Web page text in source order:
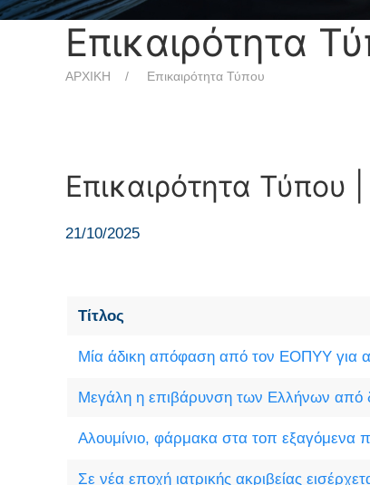
Επικαιρότητα
ΑΡΧΙΚΗ Επικαιρότητα Τύπου
Επικαιρότητα Τύπου
21/10/2025
Τίτλος
Μία άδικη απόφαση από τον ΕΟΠΥΥ για
Μεγάλη η επιβάρυνση των Ελλήνων από
Αλουμίνιο, φάρμακα στα τοπ εξαγόμενα
Σε νέα εποχή ιατρικής ακριβείας